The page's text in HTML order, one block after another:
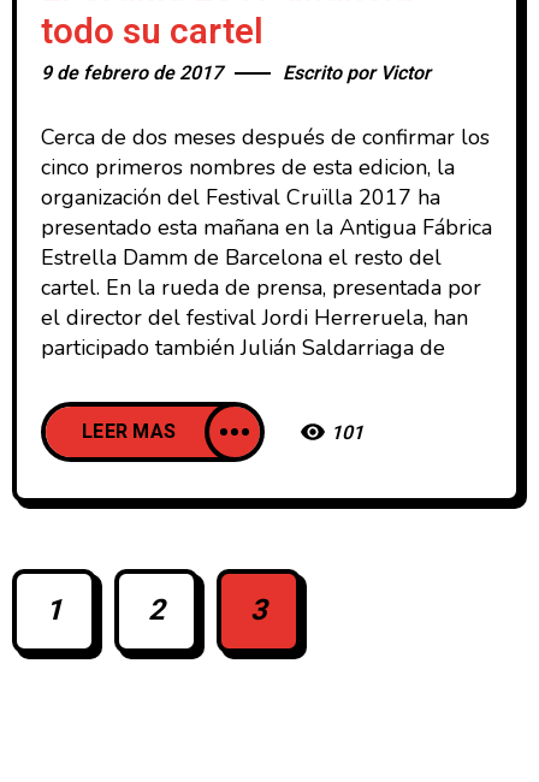
todo su cartel
9 de febrero de 2017 Escrito por Victor
Cerca de dos meses después de confirmar los
cinco primeros nombres de esta edicion, la
organización del Festival Cruïlla 2017 ha
presentado esta mañana en la Antigua Fábrica
Estrella Damm de Barcelona el resto del
cartel. En la rueda de prensa, presentada por
el director del festival Jordi Herreruela, han
participado también Julián Saldarriaga de
LEER MAS 101
1 2 3